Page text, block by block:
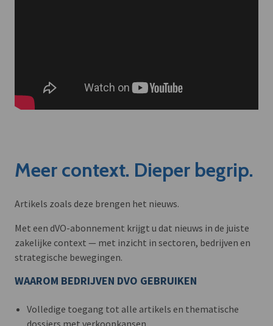
Meer context. Dieper begrip.
Artikels zoals deze brengen het nieuws.
Met een dVO-abonnement krijgt u dat nieuws in de juiste
zakelijke context — met inzicht in sectoren, bedrijven en
strategische bewegingen.
WAAROM BEDRIJVEN DVO GEBRUIKEN
Volledige toegang tot alle artikels en thematische